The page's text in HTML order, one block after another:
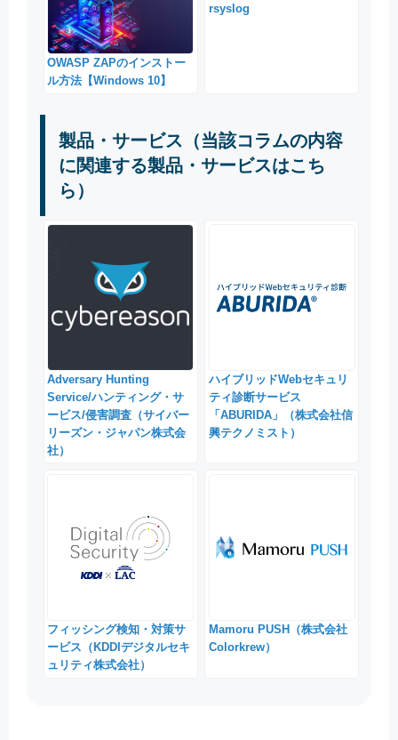
OWASP ZAPのインストー
ル方法【Windows 10】
rsyslog
製品・サービス（当該コラムの内容
に関連する製品・サービスはこち
ら）
Adversary Hunting
Service/ハンティング・サ
ービス/侵害調査（サイバー
リーズン・ジャパン株式会
社）
ハイブリッドWebセキュリ
ティ診断サービス
「ABURIDA」（株式会社信
興テクノミスト）
フィッシング検知・対策サ
ービス（KDDIデジタルセキ
ュリティ株式会社）
Mamoru PUSH（株式会社
Colorkrew）